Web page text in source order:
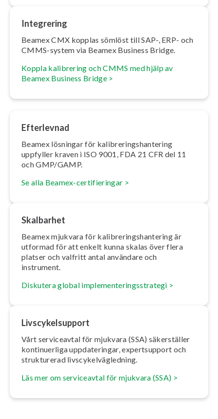
Integrering
Beamex CMX kopplas sömlöst till SAP-, ERP- och
CMMS-system via Beamex Business Bridge.
Koppla kalibrering och CMMS med hjälp av
Beamex Business Bridge >
Efterlevnad
Beamex lösningar för ka­libre­rings­han­te­ring
uppfyller kraven i ISO 9001, FDA 21 CFR del 11
och GMP/GAMP.
Se alla Beamex-cer­ti­fi­e­ring­ar >
Skalbarhet
Beamex mjukvara för ka­libre­rings­han­te­ring är
utformad för att enkelt kunna skalas över flera
platser och valfritt antal användare och
instrument.
Diskutera global im­ple­men­te­rings­stra­te­gi >
Livscy­kelsup­port
Vårt ser­vice­av­tal för mjukvara (SSA) sä­ker­stäl­ler
kon­ti­nu­er­li­ga upp­da­te­ring­ar, ex­pertsup­port och
struk­tu­re­rad livscy­kel­väg­led­ning.
Läs mer om ser­vice­av­tal för mjukvara (SSA) >